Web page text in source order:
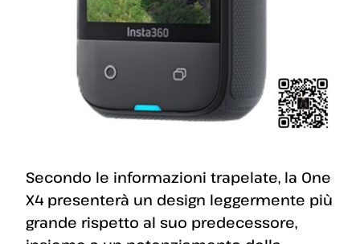
Secondo le informazioni trapelate, la One
X4 presenterà un design leggermente più
grande rispetto al suo predecessore,